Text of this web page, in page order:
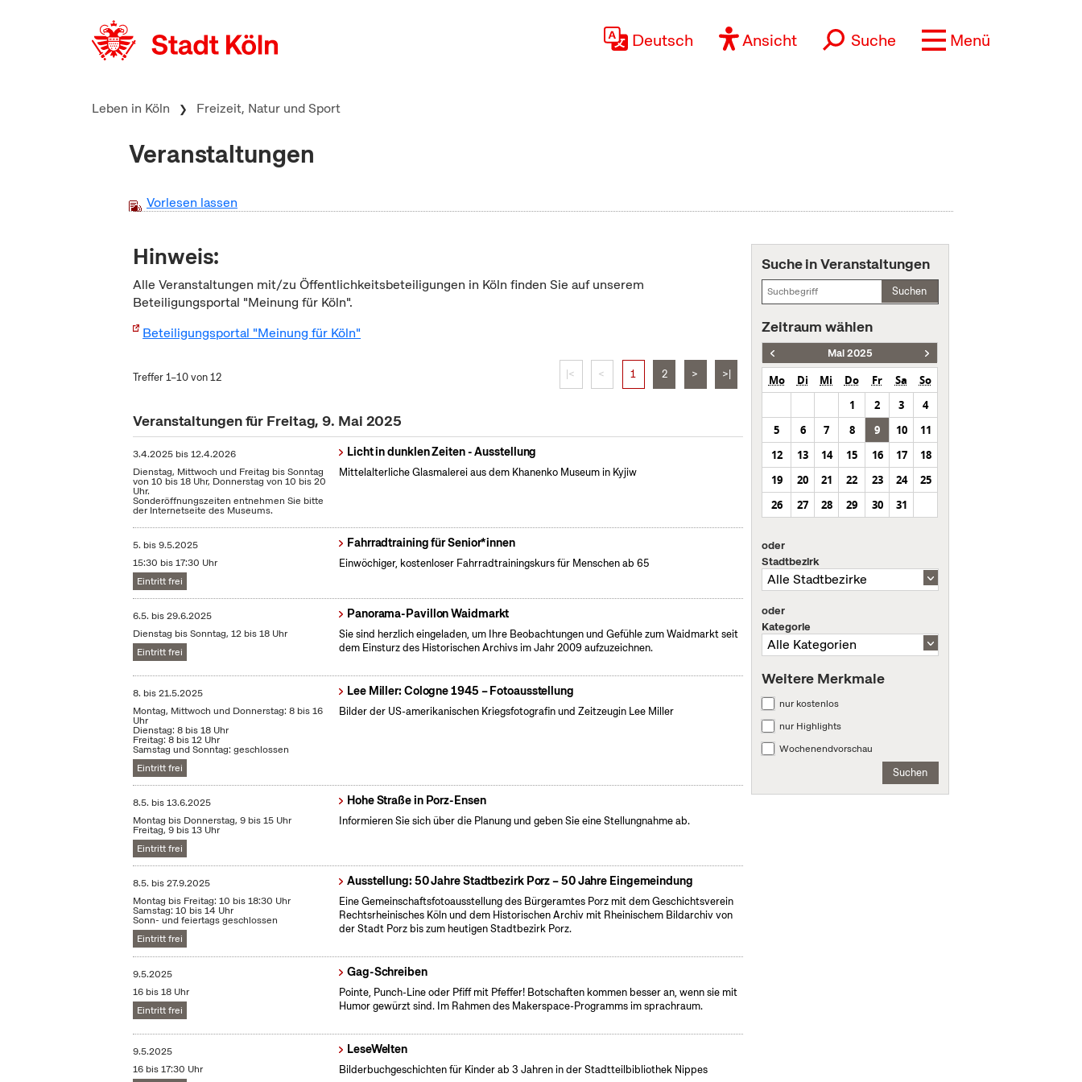
Deutsch Ansicht Suche Menü
Leben in Köln Freizeit, Natur und Sport
Veranstaltungen
Vorlesen lassen
Hinweis:
Alle Veranstaltungen mit/zu Öffentlichkeitsbeteiligungen in Köln finden Sie auf unserem
Beteiligungsportal "Meinung für Köln".
Beteiligungsportal "Meinung für Köln"
Treffer 1–10 von 12 |< < 1 2 > >|
Veranstaltungen für Freitag, 9. Mai 2025
3.4.2025 bis12.4.2026
Dienstag, Mittwoch und Freitag bis Sonntag
von 10 bis 18 Uhr, Donnerstag von 10 bis 20
Uhr.
Sonderöffnungszeiten entnehmen Sie bitte
der Internetseite des Museums.
Licht in dunklen Zeiten - Ausstellung
Mittelalterliche Glasmalerei aus dem Khanenko Museum in Kyjiw
5. bis9.5.2025
15:30 bis 17:30 Uhr
Eintritt frei
Fahrradtraining für Senior*innen
Einwöchiger, kostenloser Fahrradtrainingskurs für Menschen ab 65
6.5. bis29.6.2025
Dienstag bis Sonntag, 12 bis 18 Uhr
Eintritt frei
Panorama-Pavillon Waidmarkt
Sie sind herzlich eingeladen, um Ihre Beobachtungen und Gefühle zum Waidmarkt seit
dem Einsturz des Historischen Archivs im Jahr 2009 aufzuzeichnen.
8. bis21.5.2025
Montag, Mittwoch und Donnerstag: 8 bis 16
Uhr
Dienstag: 8 bis 18 Uhr
Freitag: 8 bis 12 Uhr
Samstag und Sonntag: geschlossen
Eintritt frei
Lee Miller: Cologne 1945 – Fotoausstellung
Bilder der US-amerikanischen Kriegsfotografin und Zeitzeugin Lee Miller
8.5. bis13.6.2025
Montag bis Donnerstag, 9 bis 15 Uhr
Freitag, 9 bis 13 Uhr
Eintritt frei
Hohe Straße in Porz-Ensen
Informieren Sie sich über die Planung und geben Sie eine Stellungnahme ab.
8.5. bis27.9.2025
Montag bis Freitag: 10 bis 18:30 Uhr
Samstag: 10 bis 14 Uhr
Sonn- und feiertags geschlossen
Eintritt frei
Ausstellung: 50 Jahre Stadtbezirk Porz – 50 Jahre Eingemeindung
Eine Gemeinschaftsfotoausstellung des Bürgeramtes Porz mit dem Geschichtsverein
Rechtsrheinisches Köln und dem Historischen Archiv mit Rheinischem Bildarchiv von
der Stadt Porz bis zum heutigen Stadtbezirk Porz.
9.5.2025
16 bis 18 Uhr
Eintritt frei
Gag-Schreiben
Pointe, Punch-Line oder Pfiff mit Pfeffer! Botschaften kommen besser an, wenn sie mit
Humor gewürzt sind. Im Rahmen des Makerspace-Programms im sprachraum.
9.5.2025
16 bis 17:30 Uhr
LeseWelten
Bilderbuchgeschichten für Kinder ab 3 Jahren in der Stadtteilbibliothek Nippes
Suche in Veranstaltungen
Suchen
Zeitraum wählen
Mai 2025
Mo Di Mi Do Fr Sa
So
1
2 3
4
5
6 7 8 9 10
11
12
13 14 15 16 17
18
19
20 21 22 23 24
25
26
27 28 29 30 31
oder
Stadtbezirk
oder
Kategorie
Weitere Merkmale
nur kostenlos
nur Highlights
Wochenendvorschau
Suchen